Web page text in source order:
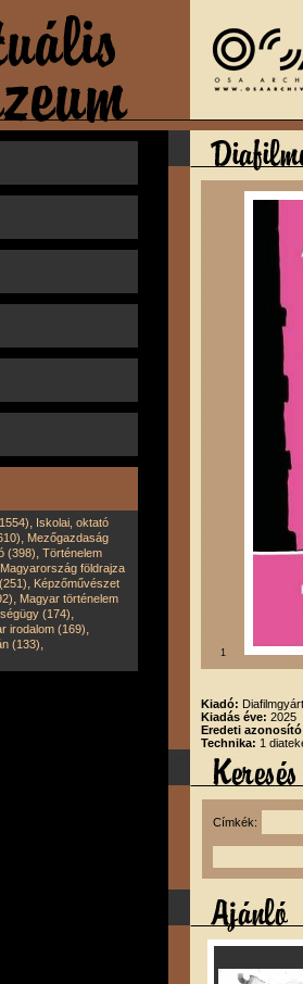
, Iskolai, oktató
, Mezőgazdaság
(398), Történelem
Magyarország földrajza
, Képzőművészet
, Magyar történelem
(174),
irodalom (169),
(133),
1
Kiadó:
Kiadás éve: 2025
Eredeti
Technika: 1
Címkék: